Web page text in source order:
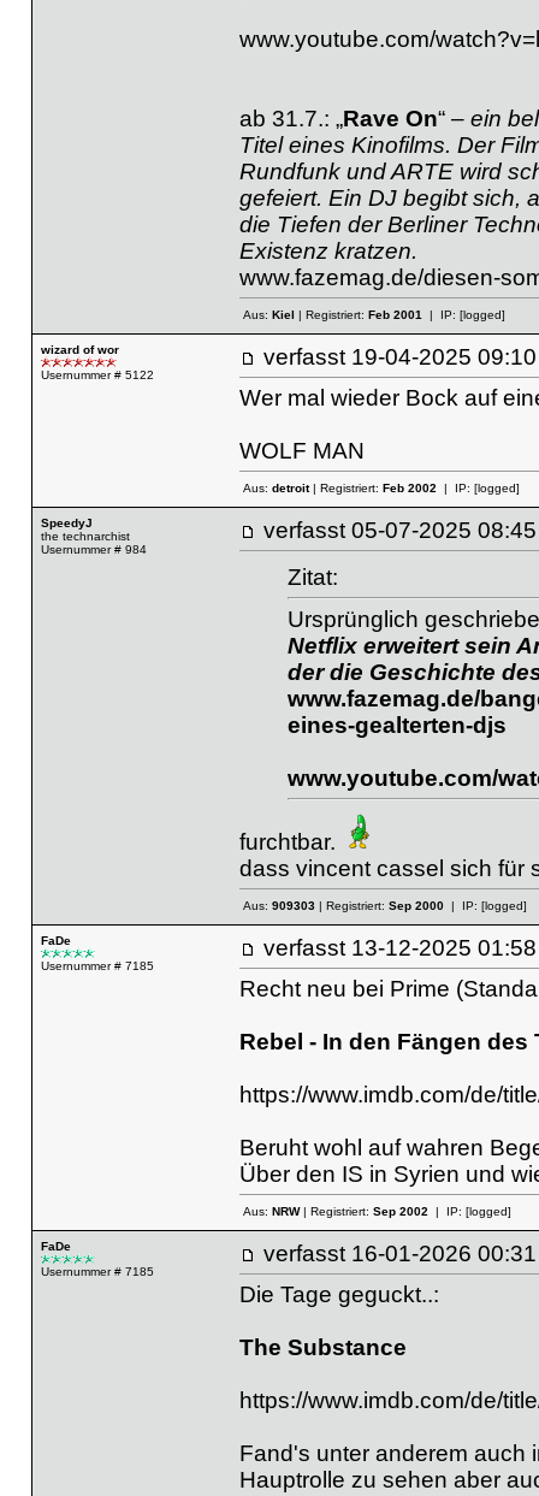
www.youtube.com/
ab 31.7.: „Rave On“ – ein
Titel eines Kinofilms. Der
Rundfunk und ARTE wird
gefeiert. Ein DJ begibt sich,
die Tiefen der Berliner
Existenz kratzen.
www.fazemag.de/diesen-
Aus: Kiel | Registriert: Feb 2001| IP: [logged]
wizard of wor
Usernummer # 5122
verfasst 19-04-2025
Wer mal wieder Bock auf
WOLF MAN
Aus: detroit| Registriert: Feb 2002| IP: [logged]
SpeedyJ
the technarchist
Usernummer # 984
verfasst 05-07-2025
Zitat:
Ursprünglich
Netflix erweitert sein
der die Geschichte
www.fazemag.de/
eines-gealterten-djs
www.youtube.com/
furchtbar.
dass vincent cassel sich für
Aus: 909303| Registriert: Sep 2000| IP: [logged]
FaDe
Usernummer # 7185
verfasst 13-12-2025
Recht neu bei Prime
Rebel - In den Fängen des
https://www.imdb.com/de/
Beruht wohl auf wahren
Über den IS in Syrien und
Aus: NRW| Registriert: Sep 2002| IP: [logged]
FaDe
Usernummer # 7185
verfasst 16-01-2026
Die Tage geguckt..:
The Substance
https://www.imdb.com/de/
Fand's unter anderem auch
Hauptrolle zu sehen aber